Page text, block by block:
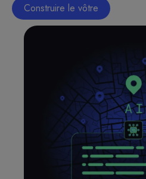
Construire le vôtre